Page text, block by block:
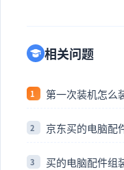
相关问题
第一次装机怎么
京东买的电脑配
买的电脑配件组